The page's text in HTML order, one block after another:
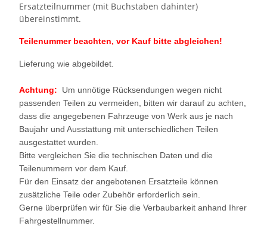
Ersatzteilnummer (mit Buchstaben dahinter)
übereinstimmt.
Teilenummer beachten, vor Kauf bitte abgleichen!
Lieferung wie abgebildet.
Achtung: Um unnötige Rücksendungen wegen nicht
passenden Teilen zu vermeiden, bitten wir darauf zu achten,
dass die angegebenen Fahrzeuge von Werk aus je nach
Baujahr und Ausstattung mit unterschiedlichen Teilen
ausgestattet wurden.
Bitte vergleichen Sie die technischen Daten und die
Teilenummern vor dem Kauf.
Für den Einsatz der angebotenen Ersatzteile können
zusätzliche Teile oder Zubehör erforderlich sein.
Gerne überprüfen wir für Sie die Verbaubarkeit anhand Ihrer
Fahrgestellnummer.